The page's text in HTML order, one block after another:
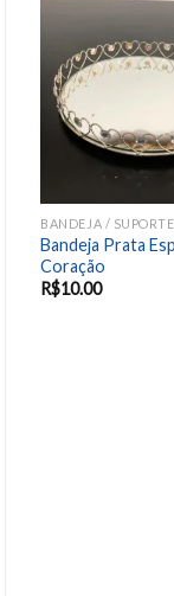
Bandeja Prata
Coração
R$10.00